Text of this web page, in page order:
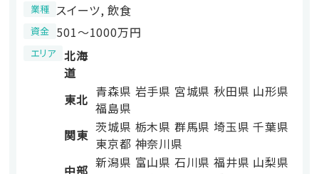
業種 スイーツ, 飲食
資金 501〜1000万円
エリア
北海
道
東北 青森県 岩手県 宮城県 秋田県 山形県
福島県
関東 茨城県 栃木県 群馬県 埼玉県 千葉県
東京都 神奈川県
中部 新潟県 富山県 石川県 福井県 山梨県